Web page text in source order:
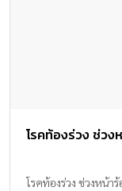
โรคท้องร่วง ช่วง
โรคท้องร่วง ช่วงหน้า